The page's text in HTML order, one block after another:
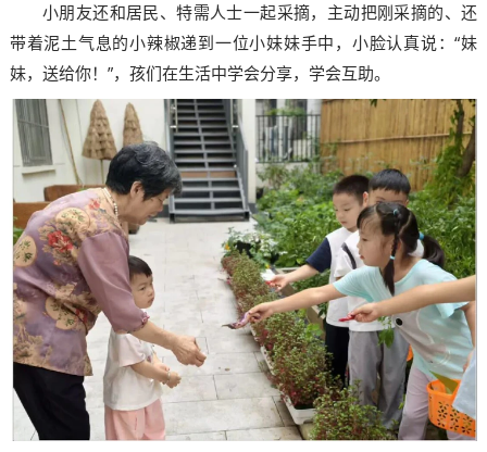
小朋友还和居民、特需人士一起采摘，主动把刚采摘的、还
带着泥土气息的小辣椒递到一位小妹妹手中，小脸认真说：“妹
妹，送给你！”，孩们在生活中学会分享，学会互助。